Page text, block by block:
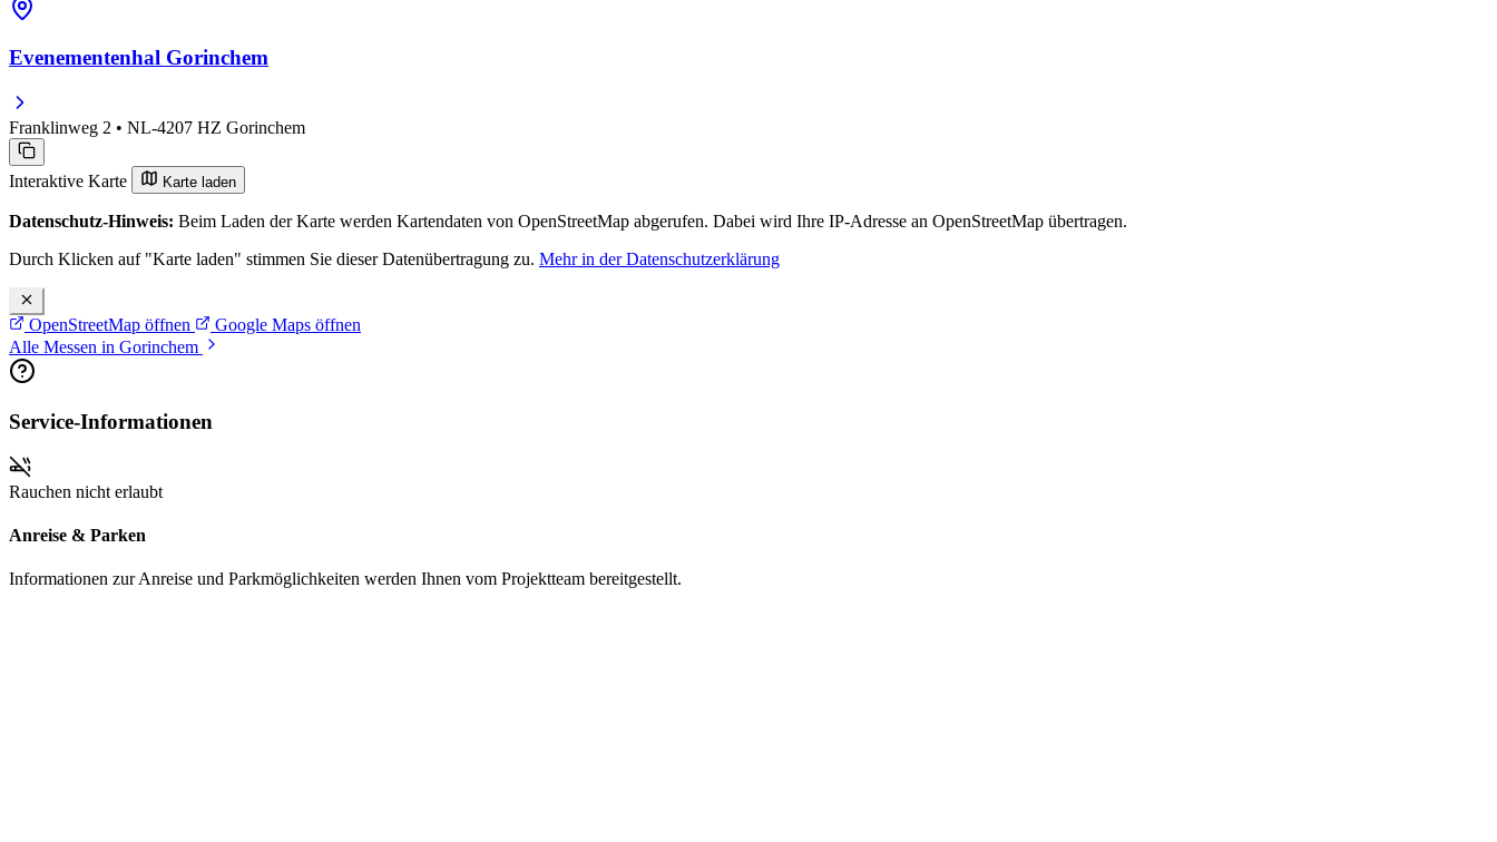
Evenementenhal Gorinchem
Franklinweg 2 • NL-4207 HZ Gorinchem
Interaktive Karte Karte laden
Datenschutz-Hinweis: Beim Laden der Karte werden Kartendaten von OpenStreetMap abgerufen. Dabei wird Ihre IP-Adresse an OpenStreetMap übertragen.
Durch Klicken auf "Karte laden" stimmen Sie dieser Datenübertragung zu. Mehr in der Datenschutzerklärung
OpenStreetMap öffnen
Google Maps öffnen
Alle Messen in Gorinchem
Service-Informationen
Rauchen nicht erlaubt
Anreise & Parken
Informationen zur Anreise und Parkmöglichkeiten werden Ihnen vom Projektteam bereitgestellt.